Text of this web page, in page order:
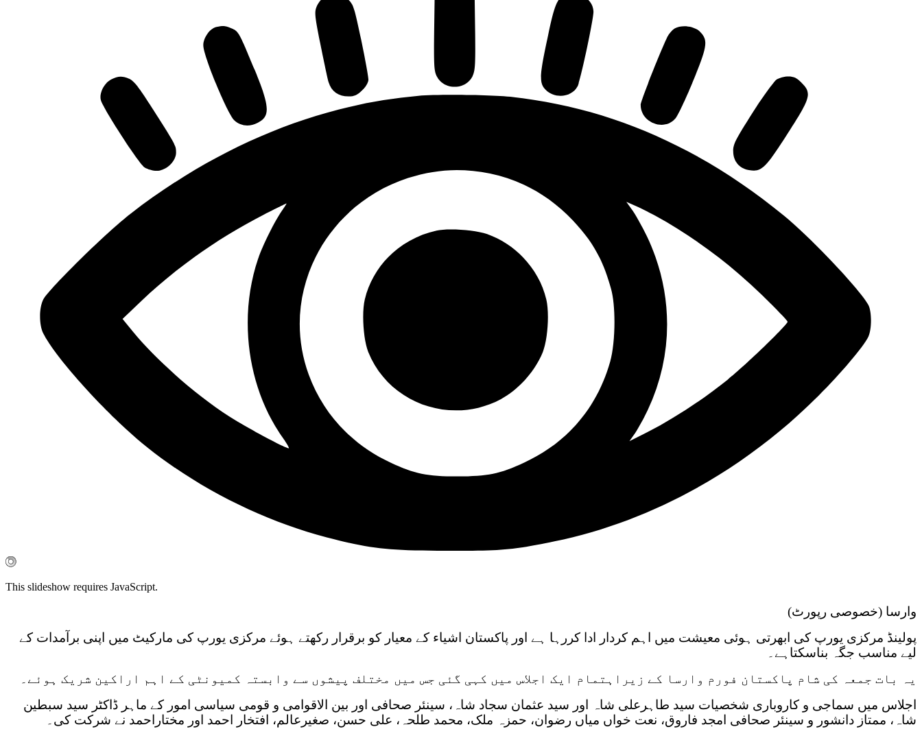
This slideshow requires JavaScript.
(وارسا (خصوصی رپورٹ
پولینڈ مرکزی یورپ کی ابھرتی ہوئی معیشت میں اہم کردار ادا کررہا ہے اور پاکستان اشیاء کے معیار کو برقرار رکھتے ہوئے مرکزی یورپ کی مارکیٹ میں اپنی برآمدات کے
لیے مناسب جگہ بناسکتاہے۔
یہ بات جمعہ کی شام پاکستان فورم وارسا کے زیراہتمام ایک اجلاس میں کہی گئی جس میں مختلف پیشوں سے وابستہ کمیونٹی کے اہم اراکین شریک ہوئے۔
اجلاس میں سماجی و کاروباری شخصیات سید طاہرعلی شاہ اور سید عثمان سجاد شاہ، سینئر صحافی اور بین الاقوامی و قومی سیاسی امور کے ماہر ڈاکٹر سید سبطین
شاہ، ممتاز دانشور و سینئر صحافی امجد فاروق، نعت خواں میاں رضوان، حمزہ ملک، محمد طلحہ، علی حسن، صغیرعالم، افتخار احمد اور مختاراحمد نے شرکت کی۔